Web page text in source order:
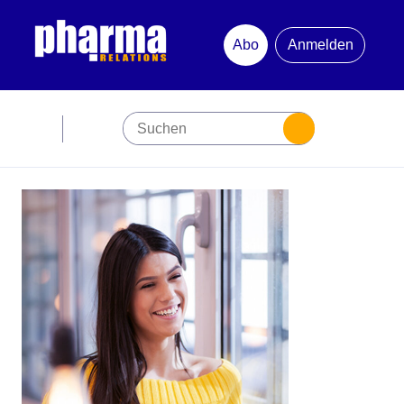
Abo
Anmelden
Premiumpartner
Jubiläum
Newsletter
Mediadaten